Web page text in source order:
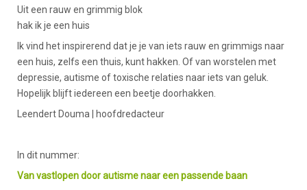
Uit een rauw en grimmig blok
hak ik je een huis
Ik vind het inspirerend dat je je van iets rauw en grimmigs naar
een huis, zelfs een thuis, kunt hakken. Of van worstelen met
depressie, autisme of toxische relaties naar iets van geluk.
Hopelijk blijft iedereen een beetje doorhakken.
Leendert Douma | hoofdredacteur
In dit nummer:
Van vastlopen door autisme naar een passende baan